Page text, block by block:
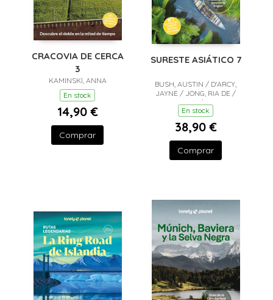
CRACOVIA DE CERCA
3
KAMINSKI, ANNA
En stock
14,90 €
Comprar
SURESTE ASIÁTICO 7
BUSH, AUSTIN / D'ARCY,
JAYNE / JONG, RIA DE /
EIMER, DAVID / EVELEIGH,
MARK / FERRARESE,
MICHAEL / HARDING, PAUL
/ RAY, NICK / REID,
En stock
38,90 €
Comprar